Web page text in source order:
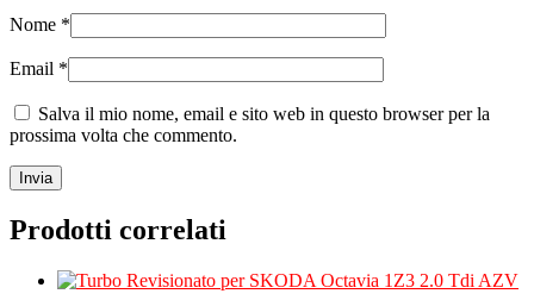
Nome *
Email *
Salva il mio nome, email e sito web in questo browser per la
prossima volta che commento.
Prodotti correlati